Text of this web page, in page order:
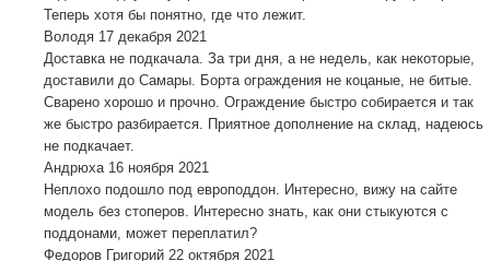
Теперь хотя бы понятно, где что лежит.
Володя 17 декабря 2021
Доставка не подкачала. За три дня, а не недель, как некоторые,
доставили до Самары. Борта ограждения не коцаные, не битые.
Сварено хорошо и прочно. Ограждение быстро собирается и так
же быстро разбирается. Приятное дополнение на склад, надеюсь
не подкачает.
Андрюха 16 ноября 2021
Неплохо подошло под европоддон. Интересно, вижу на сайте
модель без стоперов. Интересно знать, как они стыкуются с
поддонами, может переплатил?
Федоров Григорий 22 октября 2021